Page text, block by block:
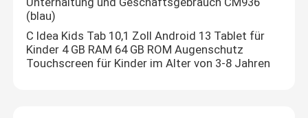
(blau)
C Idea Kids Tab 10,1 Zoll Android 13 Tablet für
Kinder 4 GB RAM 64 GB ROM Augenschutz
Touchscreen für Kinder im Alter von 3-8 Jahren